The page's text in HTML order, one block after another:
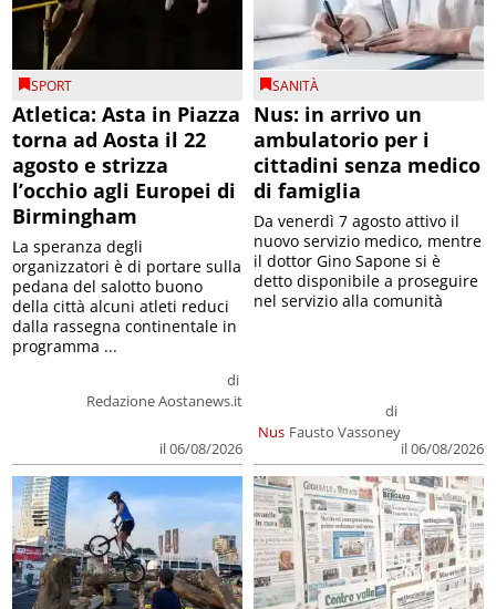
SPORT
Atletica: Asta in Piazza
torna ad Aosta il 22
agosto e strizza
l’occhio agli Europei di
Birmingham
di
Redazione Aostanews.it
il 06/08/2026
La speranza degli
organizzatori è di portare sulla
pedana del salotto buono
della città alcuni atleti reduci
dalla rassegna continentale in
programma ...
SANITÀ
Nus: in arrivo un
ambulatorio per i
cittadini senza medico
di famiglia
Nus
di
Fausto Vassoney
il 06/08/2026
Da venerdì 7 agosto attivo il
nuovo servizio medico, mentre
il dottor Gino Sapone si è
detto disponibile a proseguire
nel servizio alla comunità